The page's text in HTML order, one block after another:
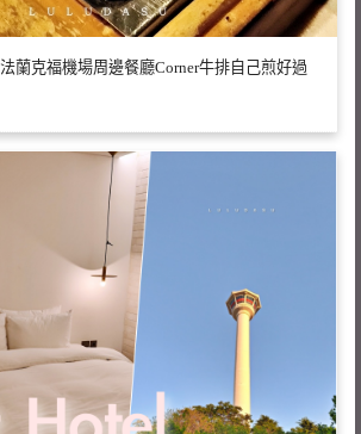
蘭克福機場周邊餐廳Corner牛排自己煎好過